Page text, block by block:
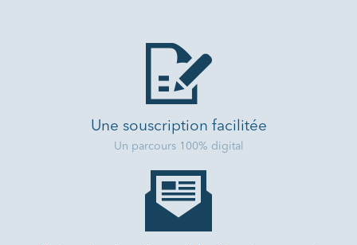
Une souscription facilitée
Un parcours 100% digital